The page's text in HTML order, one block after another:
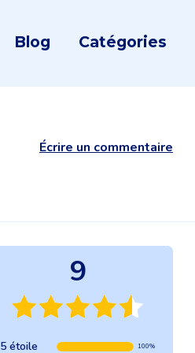
Blog Catégories
Écrire un commentaire
9
5 étoile 100%